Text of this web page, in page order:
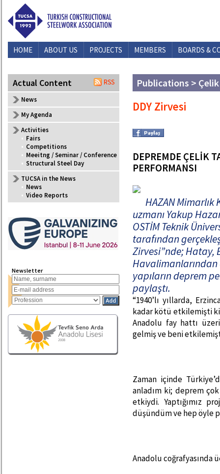
HOME ABOUT US PROJECTS MEMBERS BOARDS &
Actual Content
News
My Agenda
Activities
• Fairs
• Competitions
• Meeitng / Seminar / Conference
• Structural Steel Day
TUCSA in the News
• News
• Video Reports
Newsletter
Publications > Çelik
DDY Zirvesi
DEPREMDE ÇELİK
PERFORMANSI
HAZAN
uzmanı Yakup
OSTİM Teknik
tarafından
Zirvesi”nde; Hatay,
Havalimanlarından
yapıların deprem
paylaştı.
“1940’lı yıllarda,
kadar kötü etkilemişti ki
Anadolu fay hattı
gelmiş ve beni
Zaman içinde
anladım ki; deprem
etkiydi. Yaptığımız
düşündüm ve hep öyle
Anadolu coğrafyasında